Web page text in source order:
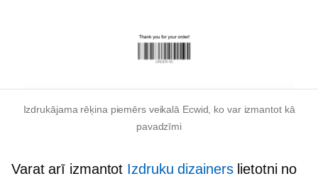
Izdrukājama rēķina piemērs veikalā Ecwid, ko var izmantot kā
pavadzīmi
Varat arī izmantot Izdruku dizainerslietotni no